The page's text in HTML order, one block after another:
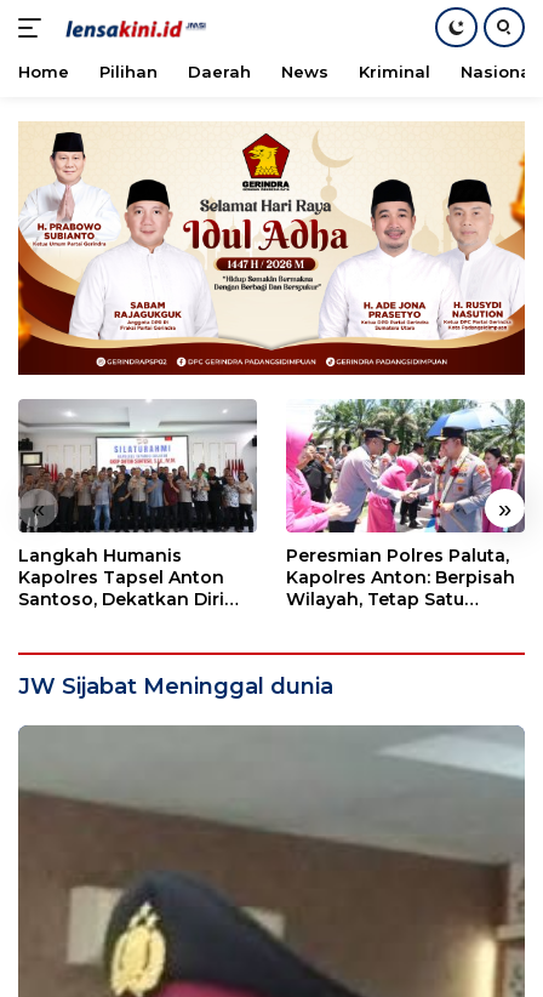
konten
Home Pilihan Daerah News Kriminal Nasional
« »
Langkah Humanis
Kapolres Tapsel Anton
Santoso, Dekatkan Diri
Peresmian Polres Paluta,
Kapolres Anton: Berpisah
Wilayah, Tetap Satu
JW Sijabat Meninggal dunia